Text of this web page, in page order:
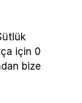
için 0
bize